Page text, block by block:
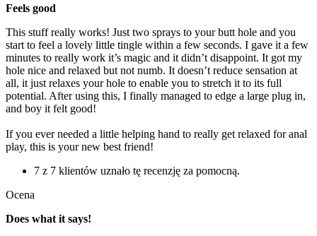
Feels good
This stuff really works! Just two sprays to your butt hole and you
start to feel a lovely little tingle within a few seconds. I gave it a few
minutes to really work it’s magic and it didn’t disappoint. It got my
hole nice and relaxed but not numb. It doesn’t reduce sensation at
all, it just relaxes your hole to enable you to stretch it to its full
potential. After using this, I finally managed to edge a large plug in,
and boy it felt good!
If you ever needed a little helping hand to really get relaxed for anal
play, this is your new best friend!
7 z 7 klientów uznało tę recenzję za pomocną.
Ocena
Does what it says!